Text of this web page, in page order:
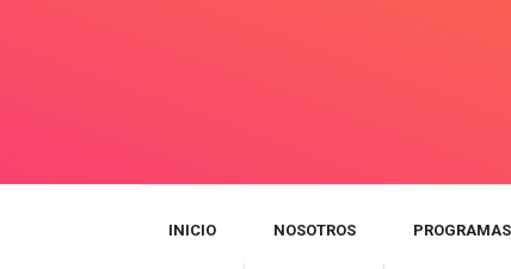
INICIO NOSOTROS PROGRAMAS